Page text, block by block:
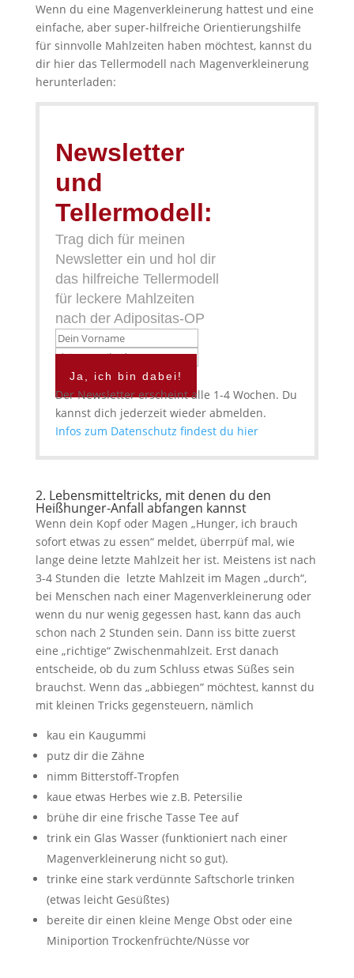
Wenn du eine Magenverkleinerung hattest und eine
einfache, aber super-hilfreiche Orientierungshilfe
für sinnvolle Mahlzeiten haben möchtest, kannst du
dir hier das Tellermodell nach Magenverkleinerung
herunterladen:
Newsletter
und
Tellermodell:
Trag dich für meinen
Newsletter ein und hol dir
das hilfreiche Tellermodell
für leckere Mahlzeiten
nach der Adipositas-OP
Ja, ich bin dabei!
Der Newsletter erscheint alle 1-4 Wochen. Du
kannst dich jederzeit wieder abmelden.
Infos zum Datenschutz findest du hier
2. Lebensmitteltricks, mit denen du den
Heißhunger-Anfall abfangen kannst
Wenn dein Kopf oder Magen „Hunger, ich brauch
sofort etwas zu essen“ meldet, überrpüf mal, wie
lange deine letzte Mahlzeit her ist. Meistens ist nach
3-4 Stunden die letzte Mahlzeit im Magen „durch“,
bei Menschen nach einer Magenverkleinerung oder
wenn du nur wenig gegessen hast, kann das auch
schon nach 2 Stunden sein. Dann iss bitte zuerst
eine „richtige“ Zwischenmahlzeit. Erst danach
entscheide, ob du zum Schluss etwas Süßes sein
brauchst. Wenn das „abbiegen“ möchtest, kannst du
mit kleinen Tricks gegensteuern, nämlich
kau ein Kaugummi
putz dir die Zähne
nimm Bitterstoff-Tropfen
kaue etwas Herbes wie z.B. Petersilie
brühe dir eine frische Tasse Tee auf
trink ein Glas Wasser (funktioniert nach einer
Magenverkleinerung nicht so gut).
trinke eine stark verdünnte Saftschorle trinken
(etwas leicht Gesüßtes)
bereite dir einen kleine Menge Obst oder eine
Miniportion Trockenfrüchte/Nüsse vor